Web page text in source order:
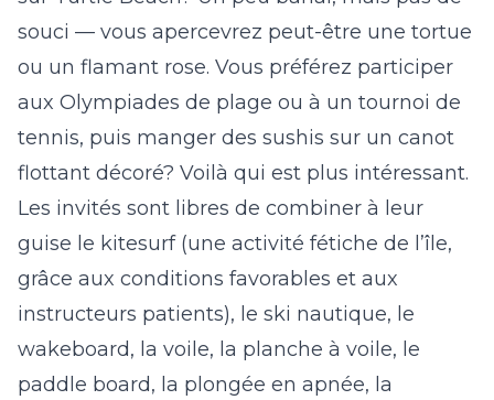
souci — vous apercevrez peut-être une tortue
ou un flamant rose. Vous préférez participer
aux Olympiades de plage ou à un tournoi de
tennis, puis manger des sushis sur un canot
flottant décoré? Voilà qui est plus intéressant.
Les invités sont libres de combiner à leur
guise le kitesurf (une activité fétiche de l’île,
grâce aux conditions favorables et aux
instructeurs patients), le ski nautique, le
wakeboard, la voile, la planche à voile, le
paddle board, la plongée en apnée, la